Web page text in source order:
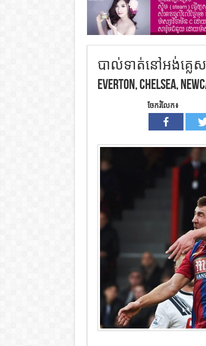
បាល់ទាត់នៅអង់គ្លេស
Everton, Chelsea,
ចែករំលែក៖